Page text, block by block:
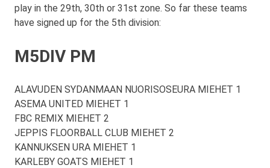
play in the 29th, 30th or 31st zone. So far these teams
have signed up for the 5th division:
M5DIV PM
ALAVUDEN SYDANMAAN NUORISOSEURA MIEHET 1
ASEMA UNITED MIEHET 1
FBC REMIX MIEHET 2
JEPPIS FLOORBALL CLUB MIEHET 2
KANNUKSEN URA MIEHET 1
KARLEBY GOATS MIEHET 1